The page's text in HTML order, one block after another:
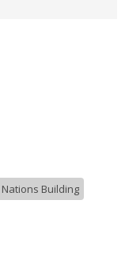
Building